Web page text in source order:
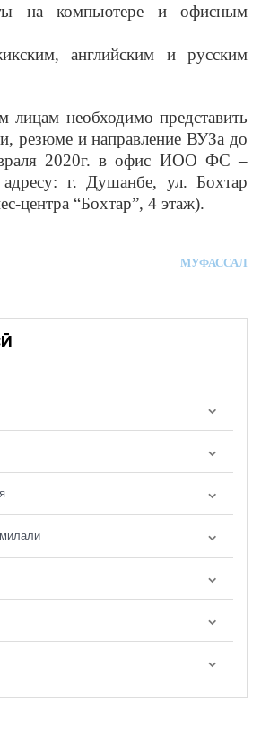
на компьютере и офисным
английским и русским
лицам необходимо представить
резюме и направление ВУЗа до
2020г. в офис ИОО ФС –
г. Душанбе, ул. Бохтар
центра “Бохтар”, 4 этаж).
МУФАССАЛ